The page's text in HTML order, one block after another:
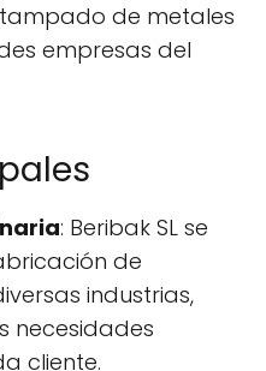
de metales
empresas del
: Beribak SL se
de
industrias,
necesidades
cliente.